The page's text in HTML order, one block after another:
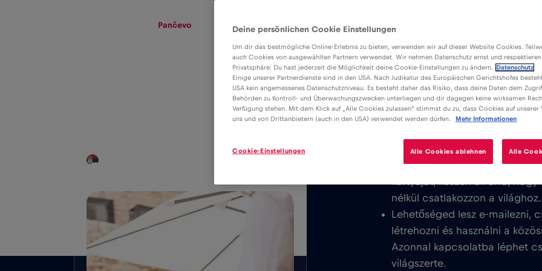
Pančevo
2€/GB
Előnyök Leírás
Töltse le a könnyen telepíthető Red
élvezze a korlátlan mobilinternetet
Soha nem számítunk fel
kártyáját, készen áll arra,
nélkül csatlakozzon a világhoz.
Lehetőséged lesz e-mailezni,
létrehozni és használni a
Azonnal kapcsolatba léphet
világszerte.
Deine persönlichen Cookie Einstellungen
Um dir das bestmögliche Online-Erlebnis zu bieten, verwenden wir auf dieser Website Cookies.
auch Cookies von ausgewählten Partnern verwendet. Wir nehmen Datenschutz ernst und
Privatsphäre: Du hast jederzeit die Möglichkeit deine Cookie-Einstellungen zu ändern.
Datenschutz
Einige unserer Partnerdienste sind in den USA. Nach Judikatur des Europäischen Gerichtshofes
USA kein angemessenes Datenschutzniveau. Es besteht daher das Risiko, dass deine Daten dem
Behörden zu Kontroll- und Überwachungszwecken unterliegen und dir dagegen keine wirksamen
Verfügung stehen. Mit dem Klick auf „Alle Cookies zulassen“ stimmst du zu, dass Cookies auf unserer
uns und von Drittanbietern (auch in den USA) verwendet werden dürfen.
Mehr Informationen
Alle Cookies ablehnen Alle
Cookie-Einstellungen